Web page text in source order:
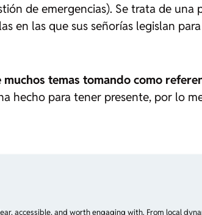
de emergencias). Se trata de una
en las que sus señorías legislan
muchos temas tomando como
hecho para tener presente, por lo
accessible, and worth engaging with. From local